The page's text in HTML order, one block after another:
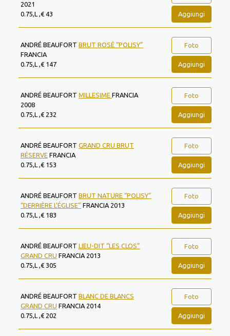
2021
0.75,L ,€ 43
Aggiungi
ANDRÉ BEAUFORT BRUT ROSÉ “POLISY”
FRANCIA
0.75,L ,€ 147
Foto
Aggiungi
ANDRÉ BEAUFORT MILLESIME FRANCIA
2008
0.75,L ,€ 232
Foto
Aggiungi
ANDRÉ BEAUFORT GRAND CRU BRUT
RÉSERVE FRANCIA
0.75,L ,€ 153
Foto
Aggiungi
ANDRÉ BEAUFORT BRUT NATURE “POLISY”
“DERRIÈRE L’ÉGLISE” FRANCIA 2013
0.75,L ,€ 183
Foto
Aggiungi
ANDRÉ BEAUFORT LIEU-DIT “LES CLOS”
GRAND CRU FRANCIA 2013
0.75,L ,€ 305
Foto
Aggiungi
ANDRÉ BEAUFORT BLANC DE BLANCS
GRAND CRU FRANCIA 2014
0.75,L ,€ 202
Foto
Aggiungi